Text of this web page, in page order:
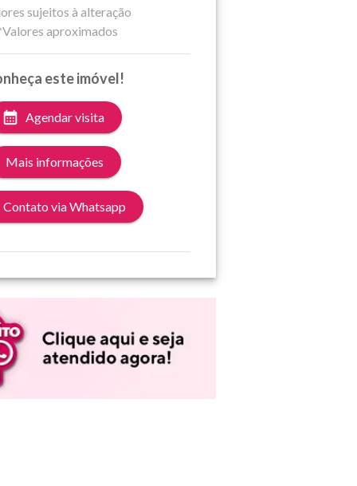
sujeitos à alteração
aproximados
este imóvel!
Agendar visita
Mais informações
Contato via Whatsapp